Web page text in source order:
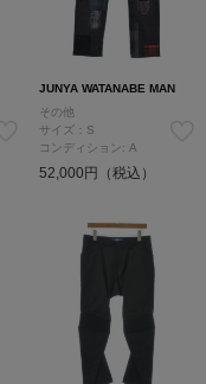
JUNYA WATANABE MAN
その他
サイズ：S
コンディション: A
52,000円（税込）